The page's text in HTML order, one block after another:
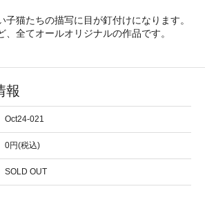
子猫たちの描写に目が釘付けになります。
、全てオールオリジナルの作品です。
報
Oct24-021
0円(税込)
SOLD OUT